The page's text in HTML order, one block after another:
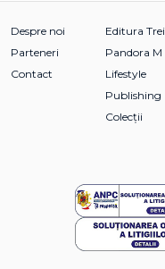
Despre noi
Parteneri
Contact
Editura Trei
Pandora M
Lifestyle
Publishing
Colecții